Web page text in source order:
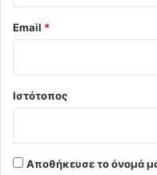
Email *
Ιστότοπος
Αποθήκευσε το όνομά